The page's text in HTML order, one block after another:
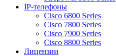
IP-телефоны
Cisco 6800 Series
Cisco 7800 Series
Cisco 7900 Series
Cisco 8800 Series
Лицензии